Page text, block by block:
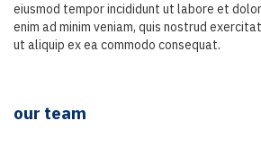
eiusmod tempor incididunt ut labore et
enim ad minim veniam, quis nostrud
ut aliquip ex ea commodo consequat.
our team